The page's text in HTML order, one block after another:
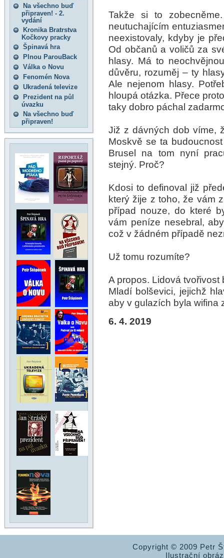
Na všechno buď
připraven! - 2.
vydání
Kronika Bratrstva
Kočkovy pracky
Špinavá hra
Plnou ParouBack
Válka o Novu
Fenomén Nova
Ukradená televize
Prezident na půl
úvazku
Na všechno buď
připraven!
Takže si to
neutuchajícím
neexistovaly, kdyby je
Od občanů a voličů za
hlasy. Má to
důvěru, rozuměj – ty
Ale nejenom hlasy.
hloupá otázka. Přece
taky dobro páchal
Již z dávných dob víme,
Moskvě se ta
Brusel na tom nyní
stejný. Proč?
Kdosi to definoval již
který žije z toho, že vám
případ nouze, do které
vám peníze nesebral,
což v žádném případě
Už tomu rozumíte?
A propos. Lidová
Mladí bolševici, jejichž
aby v gulazích byla wifina
6. 4. 2019
Copyright © 2009 Petr
Ilustrační